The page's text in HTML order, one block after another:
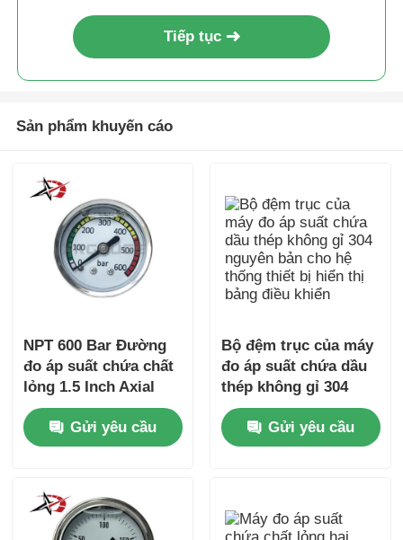
Tiếp tục
Sản phẩm khuyến cáo
NPT 600 Bar Đường
đo áp suất chứa chất
lỏng 1.5 Inch Axial
Mount Stainless Steel
cho giám sát thủy lực
nhỏ gọn
Gửi yêu cầu
Bộ đệm trục của máy
đo áp suất chứa dầu
thép không gỉ 304
nguyên bản cho hệ
thống thiết bị hiển thị
bảng điều khiển
Gửi yêu cầu